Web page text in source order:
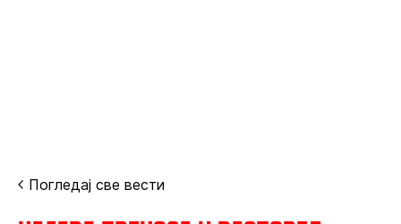
Погледај све вести